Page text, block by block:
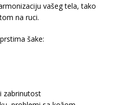
vašeg tela, tako
na ruci.
šake:
zabrinutost